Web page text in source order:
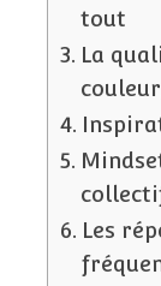
tout
La
Les